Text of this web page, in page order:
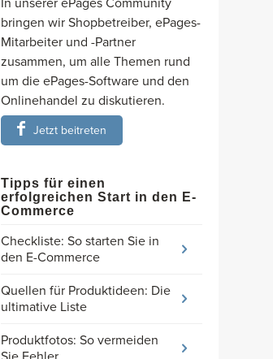
bringen wir Shopbetreiber, ePages-
Mitarbeiter und -Partner
zusammen, um alle Themen rund
um die ePages-Software und den
Onlinehandel zu diskutieren.
Jetzt beitreten
Tipps für einen
erfolgreichen Start in den E-
Commerce
Checkliste: So starten Sie in
den E-Commerce
Quellen für Produktideen: Die
ultimative Liste
Produktfotos: So vermeiden